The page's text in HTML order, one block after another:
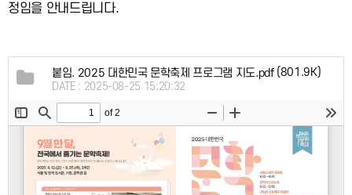
정임을 안내드립니다.
붙임. 2025 대한민국 문학축제 프로그램 지도.pdf(801.9K)
DATE : 2025-08-25 15:20:32